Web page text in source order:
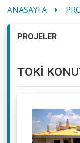
ANASAYFA
PROJELER
TOKİ